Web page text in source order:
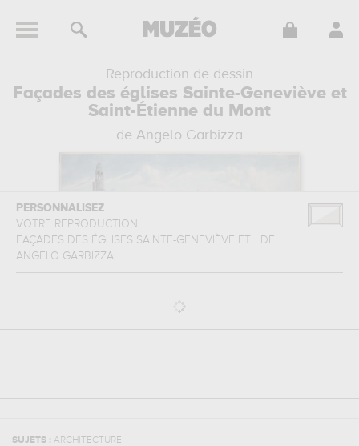
Reproduction de dessin
Façades des églises Sainte-Geneviève et
Saint-Étienne du Mont
de Angelo Garbizza
PERSONNALISEZ
VOTRE REPRODUCTION
FAÇADES DES ÉGLISES SAINTE-GENEVIÈVE ET... DE
ANGELO GARBIZZA
SUJETS : ARCHITECTURE